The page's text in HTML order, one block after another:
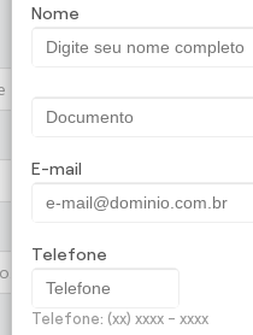
Nome
E-mail
Telefone
Telefone: (xx) xxxx - xxxx